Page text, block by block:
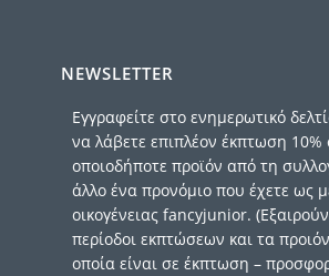
NEWSLETTER
Εγγραφείτε στο ενημερωτικό
να λάβετε επιπλέον έκπτωση 10%
οποιοδήποτε προϊόν από τη
άλλο ένα προνόμιο που έχετε ως
οικογένειας fancyjunior.
περίοδοι εκπτώσεων και τα
οποία είναι σε έκπτωση –